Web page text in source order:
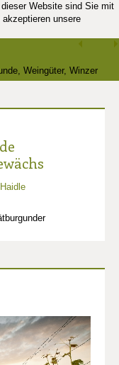
Website sind Sie mit
unsere
Weingüter, Winzer